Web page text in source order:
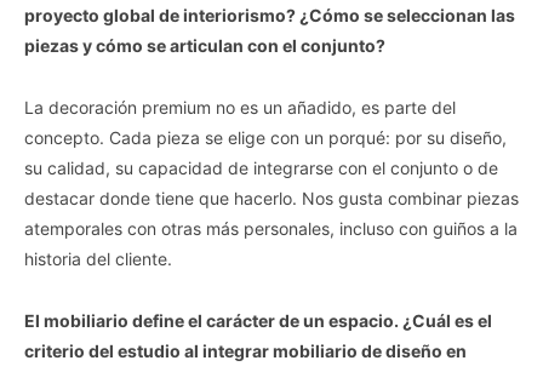
proyecto global de interiorismo? ¿Cómo se seleccionan las
piezas y cómo se articulan con el conjunto?
La decoración premium no es un añadido, es parte del
concepto. Cada pieza se elige con un porqué: por su diseño,
su calidad, su capacidad de integrarse con el conjunto o de
destacar donde tiene que hacerlo. Nos gusta combinar piezas
atemporales con otras más personales, incluso con guiños a la
historia del cliente.
El mobiliario define el carácter de un espacio. ¿Cuál es el
criterio del estudio al integrar mobiliario de diseño en